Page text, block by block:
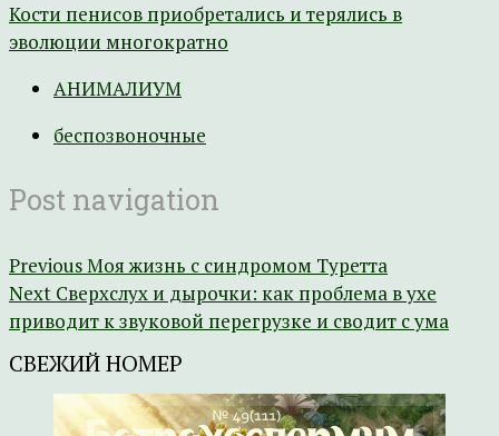
Кости пенисов приобретались и терялись в
эволюции многократно
АНИМАЛИУМ
беспозвоночные
Post navigation
PreviousМоя жизнь с синдромом Туретта
Next Сверхслух и дырочки: как проблема в ухе
приводит к звуковой перегрузке и сводит с ума
СВЕЖИЙ НОМЕР